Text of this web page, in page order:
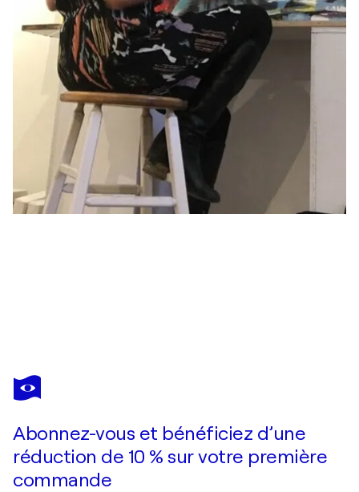
MARIAM QURESHI
Trails of Connection
Abonnez-vous et bénéficiez d’une
réduction de 10 % sur votre première
commande